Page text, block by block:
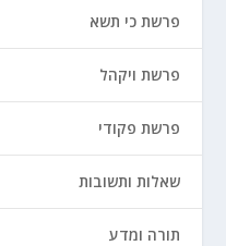
פרשת כי תשא
פרשת ויקהל
פרשת פקודי
שאלות ותשובות
תורה ומדע